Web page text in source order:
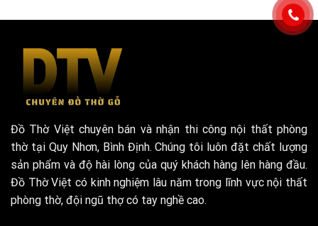
Đồ Thờ Việt chuyên bán và nhận thi công nội thất phòng
thờ tại Quy Nhơn, Bình Định. Chúng tôi luôn đặt chất lượng
sản phẩm và độ hài lòng của quý khách hàng lên hàng đầu.
Đồ Thờ Việt có kinh nghiệm lâu năm trong lĩnh vực nội thất
phòng thờ, đội ngũ thợ có tay nghề cao.